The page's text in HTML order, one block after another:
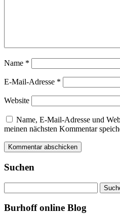
Name *
E-Mail-Adresse *
Website
Name, E-Mail-Adresse und
meinen nächsten Kommentar
Suchen
nach:
Burhoff online Blog